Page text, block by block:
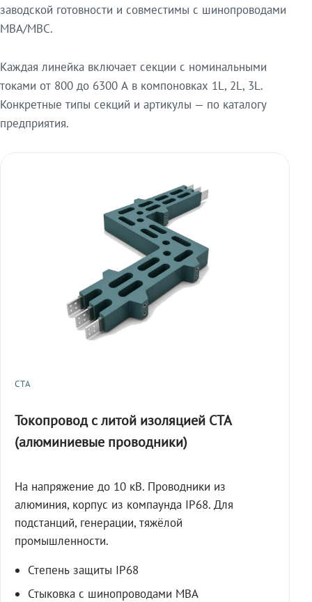
заводской готовности и совместимы с шинопроводами
МВА/МВС.
Каждая линейка включает секции с номинальными
токами от 800 до 6300 А в компоновках 1L, 2L, 3L.
Конкретные типы секций и артикулы — по каталогу
предприятия.
СТА
Токопровод с литой изоляцией СТА
(алюминиевые проводники)
На напряжение до 10 кВ. Проводники из
алюминия, корпус из компаунда IP68. Для
подстанций, генерации, тяжёлой
промышленности.
Степень защиты IP68
Стыковка с шинопроводами МВА